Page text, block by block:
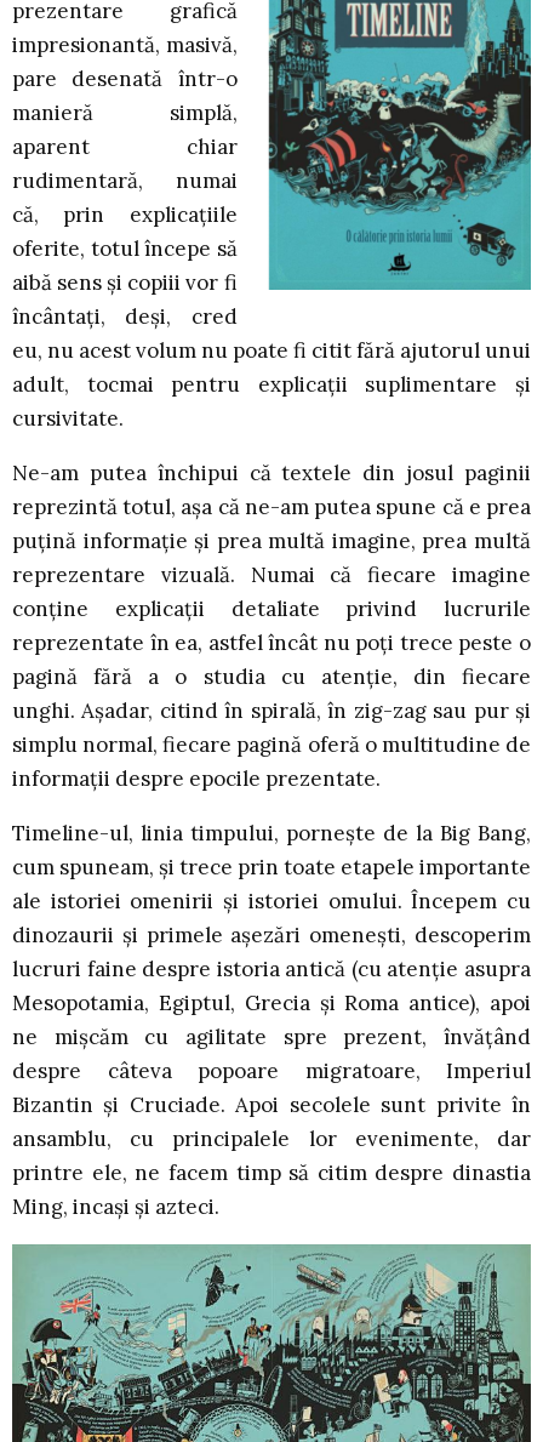
prezentare grafică
impresionantă, masivă,
pare desenată într-o
manieră simplă,
aparent chiar
rudimentară, numai
că, prin explicațiile
oferite, totul începe să
aibă sens și copiii vor fi
încântați, deși, cred
eu, nu acest volum nu poate fi citit fără ajutorul unui
adult, tocmai pentru explicații suplimentare și
cursivitate.
Ne-am putea închipui că textele din josul paginii
reprezintă totul, așa că ne-am putea spune că e prea
puțină informație și prea multă imagine, prea multă
reprezentare vizuală. Numai că fiecare imagine
conține explicații detaliate privind lucrurile
reprezentate în ea, astfel încât nu poți trece peste o
pagină fără a o studia cu atenție, din fiecare
unghi. Așadar, citind în spirală, în zig-zag sau pur și
simplu normal, fiecare pagină oferă o multitudine de
informații despre epocile prezentate.
Timeline-ul, linia timpului, pornește de la Big Bang,
cum spuneam, și trece prin toate etapele importante
ale istoriei omenirii și istoriei omului. Începem cu
dinozaurii și primele așezări omenești, descoperim
lucruri faine despre istoria antică (cu atenție asupra
Mesopotamia, Egiptul, Grecia și Roma antice), apoi
ne mișcăm cu agilitate spre prezent, învățând
despre câteva popoare migratoare, Imperiul
Bizantin și Cruciade. Apoi secolele sunt privite în
ansamblu, cu principalele lor evenimente, dar
printre ele, ne facem timp să citim despre dinastia
Ming, incași și azteci.